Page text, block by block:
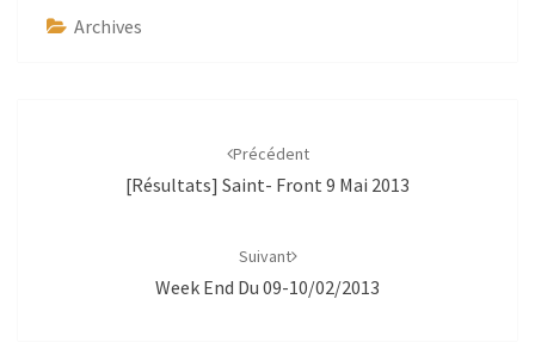
Archives
Précédent
[Résultats] Saint- Front 9 Mai 2013
Suivant
Week End Du 09-10/02/2013